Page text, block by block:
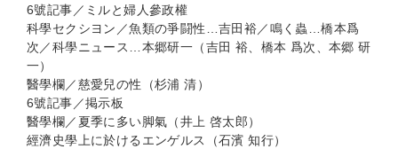
6號記事／ミルと婦人參政權
科學セクシヨン／魚類の爭闘性…吉田裕／鳴く蟲…橋本爲
次／科學ニュース…本郷研一（吉田 裕、橋本 爲次、本郷 研
一）
醫學欄／慈愛兒の性（杉浦 清）
6號記事／掲示板
醫學欄／夏季に多い脚氣（井上 啓太郎）
經濟史學上に於けるエンゲルス（石濱 知行）